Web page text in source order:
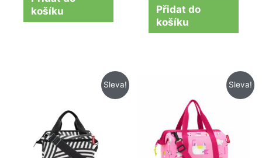
košíku
Přidat do
košíku
Sleva!
779 Kč.
Aktuální
cena
Sleva!
byla:
715 Kč.
Aktuální
cena